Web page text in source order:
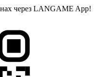
через LANGAME App!